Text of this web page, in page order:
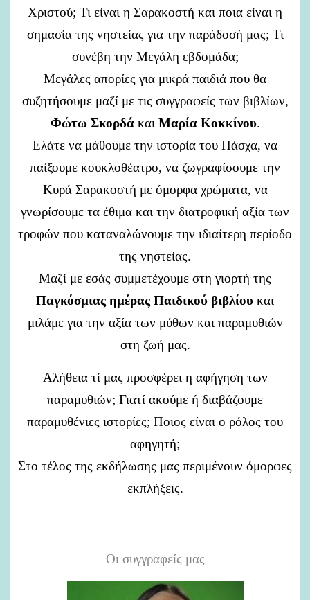
Χριστού; Τι είναι η Σαρακοστή και ποια είναι η
σημασία της νηστείας για την παράδοσή μας; Τι
συνέβη την Μεγάλη εβδομάδα;
Μεγάλες απορίες για μικρά παιδιά που θα
συζητήσουμε μαζί με τις συγγραφείς των βιβλίων,
Φώτω Σκορδάκαι Μαρία Κοκκίνου.
Ελάτε να μάθουμε την ιστορία του Πάσχα, να
παίξουμε κουκλοθέατρο, να ζωγραφίσουμε την
Κυρά Σαρακοστή με όμορφα χρώματα, να
γνωρίσουμε τα έθιμα και την διατροφική αξία των
τροφών που καταναλώνουμε την ιδιαίτερη περίοδο
της νηστείας.
Μαζί με εσάς συμμετέχουμε στη γιορτή της
Παγκόσμιας ημέρας Παιδικού βιβλίου και
μιλάμε για την αξία των μύθων και παραμυθιών
στη ζωή μας.
Αλήθεια τί μας προσφέρει η αφήγηση των
παραμυθιών; Γιατί ακούμε ή διαβάζουμε
παραμυθένιες ιστορίες; Ποιος είναι ο ρόλος του
αφηγητή;
Στο τέλος της εκδήλωσης μας περιμένουν όμορφες
εκπλήξεις.
Οι συγγραφείς μας